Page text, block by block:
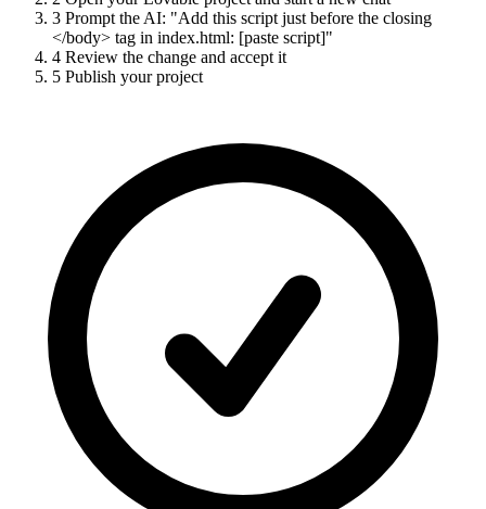
3 Prompt the AI: "Add this script just before the closing
</body> tag in index.html: [paste script]"
4 Review the change and accept it
5 Publish your project